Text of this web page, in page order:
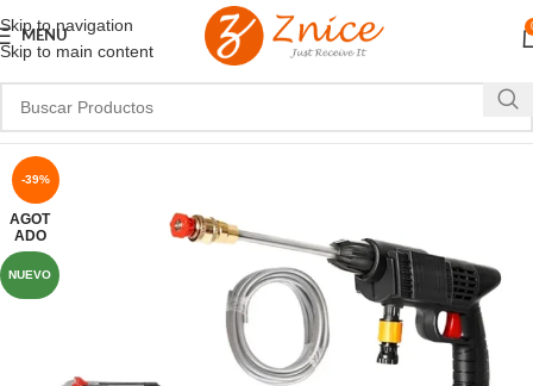
Skip to navigation
Skip to main content
MENU
-39%
AGOT
ADO
NUEVO